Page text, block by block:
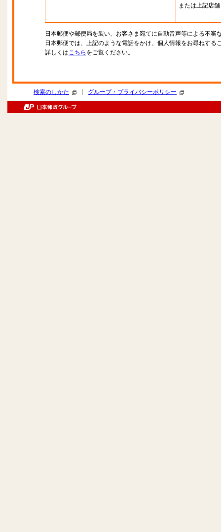
または上記店舗
日本郵便や郵便局を装い、お客さま宛てに自動音声等による不審
日本郵便では、上記のような電話をかけ、個人情報をお尋ねする
詳しくはこちら をご覧ください。
検索のしかた グループ・プライバシーポリシー